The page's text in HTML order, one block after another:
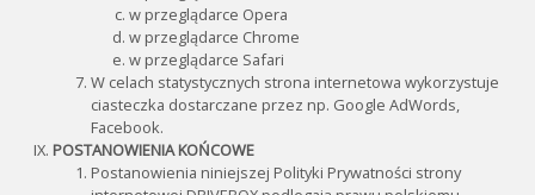
w przeglądarce Opera
w przeglądarce Chrome
w przeglądarce Safari
W celach statystycznych strona internetowa wykorzystuje
ciasteczka dostarczane przez np. Google AdWords,
Facebook.
POSTANOWIENIA KOŃCOWE
Postanowienia niniejszej Polityki Prywatności strony